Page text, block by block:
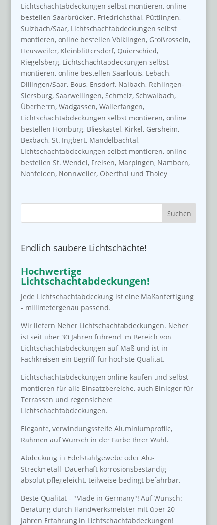
Lichtschachtabdeckungen selbst montieren, online
bestellen Saarbrücken, Friedrichsthal, Püttlingen,
Sulzbach/Saar, Lichtschachtabdeckungen selbst
montieren, online bestellen Völklingen, Großrosseln,
Heusweiler, Kleinblittersdorf, Quierschied,
Riegelsberg, Lichtschachtabdeckungen selbst
montieren, online bestellen Saarlouis, Lebach,
Dillingen/Saar, Bous, Ensdorf, Nalbach, Rehlingen-
Siersburg, Saarwellingen, Schmelz, Schwalbach,
Überherrn, Wadgassen, Wallerfangen,
Lichtschachtabdeckungen selbst montieren, online
bestellen Homburg, Blieskastel, Kirkel, Gersheim,
Bexbach, St. Ingbert, Mandelbachtal,
Lichtschachtabdeckungen selbst montieren, online
bestellen St. Wendel, Freisen, Marpingen, Namborn,
Nohfelden, Nonnweiler, Oberthal und Tholey
Endlich saubere Lichtschächte!
Hochwertige
Lichtschachtabdeckungen!
Jede Lichtschachtabdeckung ist eine Maßanfertigung
- millimetergenau passend.
Wir liefern Neher Lichtschachtabdeckungen. Neher
ist seit über 30 Jahren führend im Bereich von
Lichtschachtabdeckungen auf Maß und ist in
Fachkreisen ein Begriff für höchste Qualität.
Lichtschachtabdeckungen online kaufen und selbst
montieren für alle Einsatzbereiche, auch Einleger für
Terrassen und regensichere
Lichtschachtabdeckungen.
Elegante, verwindungssteife Aluminiumprofile,
Rahmen auf Wunsch in der Farbe Ihrer Wahl.
Abdeckung in Edelstahlgewebe oder Alu-
Streckmetall: Dauerhaft korrosionsbeständig -
absolut pflegeleicht, teilweise bedingt befahrbar.
Beste Qualität - "Made in Germany"! Auf Wunsch:
Beratung durch Handwerksmeister mit über 20
Jahren Erfahrung in Lichtschachtabdeckungen!